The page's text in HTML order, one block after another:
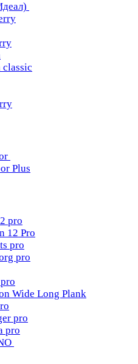
classic
Plus
pro
12 Pro
pro
pro
Wide Long Plank
pro
pro